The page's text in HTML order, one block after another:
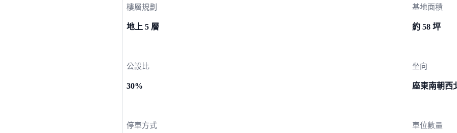
樓層規劃
地上 5 層
基地面積
約 58 坪
公設比
30%
坐向
座東南朝西
停車方式 車位數量